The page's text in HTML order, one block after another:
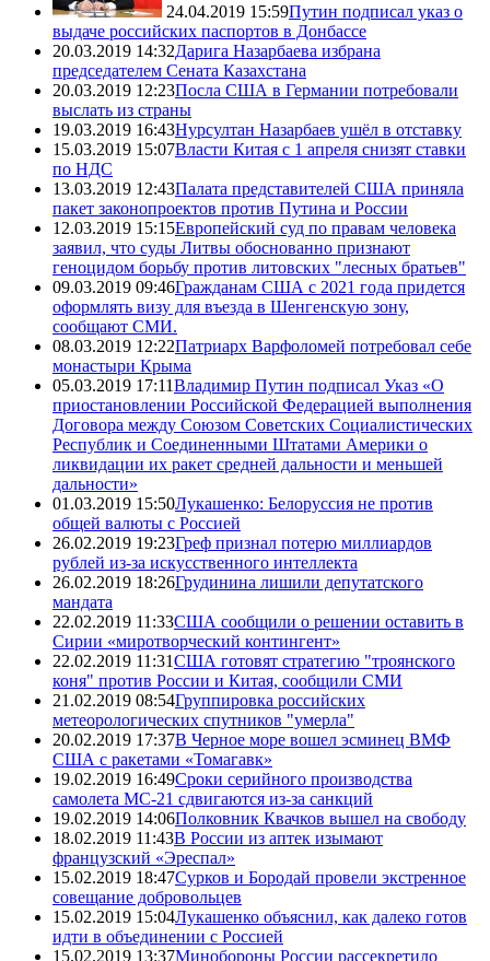
24.04.2019 15:59Путин подписал указ о
выдаче российских паспортов в Донбассе
20.03.2019 14:32Дарига Назарбаева избрана
председателем Сената Казахстана
20.03.2019 12:23Посла США в Германии потребовали
выслать из страны
19.03.2019 16:43Нурсултан Назарбаев ушёл в отставку
15.03.2019 15:07Власти Китая с 1 апреля снизят ставки
по НДС
13.03.2019 12:43Палата представителей США приняла
пакет законопроектов против Путина и России
12.03.2019 15:15Европейский суд по правам человека
заявил, что суды Литвы обоснованно признают
геноцидом борьбу против литовских "лесных братьев"
09.03.2019 09:46Гражданам США с 2021 года придется
оформлять визу для въезда в Шенгенскую зону,
сообщают СМИ.
08.03.2019 12:22Патриарх Варфоломей потребовал себе
монастыри Крыма
05.03.2019 17:11Владимир Путин подписал Указ «О
приостановлении Российской Федерацией выполнения
Договора между Союзом Советских Социалистических
Республик и Соединенными Штатами Америки о
ликвидации их ракет средней дальности и меньшей
дальности»
01.03.2019 15:50Лукашенко: Белоруссия не против
общей валюты с Россией
26.02.2019 19:23Греф признал потерю миллиардов
рублей из-за искусственного интеллекта
26.02.2019 18:26Грудинина лишили депутатского
мандата
22.02.2019 11:33США сообщили о решении оставить в
Сирии «миротворческий контингент»
22.02.2019 11:31США готовят стратегию "троянского
коня" против России и Китая, сообщили СМИ
21.02.2019 08:54Группировка российских
метеорологических спутников "умерла"
20.02.2019 17:37В Черное море вошел эсминец ВМФ
США с ракетами «Томагавк»
19.02.2019 16:49Сроки серийного производства
самолета МС-21 сдвигаются из-за санкций
19.02.2019 14:06Полковник Квачков вышел на свободу
18.02.2019 11:43В России из аптек изымают
французский «Эреспал»
15.02.2019 18:47Сурков и Бородай провели экстренное
совещание добровольцев
15.02.2019 15:04Лукашенко объяснил, как далеко готов
идти в объединении с Россией
15.02.2019 13:37Минобороны России рассекретило